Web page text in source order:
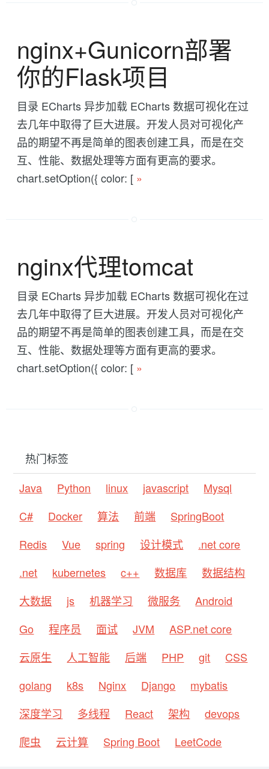
nginx+Gunicorn部署
你的Flask项目
目录 ECharts 异步加载 ECharts 数据可视化在过
去几年中取得了巨大进展。开发人员对可视化产
品的期望不再是简单的图表创建工具，而是在交
互、性能、数据处理等方面有更高的要求。
chart.setOption({ color: [ »
nginx代理tomcat
目录 ECharts 异步加载 ECharts 数据可视化在过
去几年中取得了巨大进展。开发人员对可视化产
品的期望不再是简单的图表创建工具，而是在交
互、性能、数据处理等方面有更高的要求。
chart.setOption({ color: [ »
热门标签
Java
Python linux javascript
Mysql
C#
Docker 算法 前端
SpringBoot
Redis
Vue spring 设计模式
.net core
.net
kubernetes c++ 数据库
数据结构
大数据
js 机器学习 微服务
Android
Go
程序员 面试 JVM
ASP.net core
云原生
人工智能 后端 PHP git
CSS
golang
k8s Nginx Django
mybatis
深度学习
多线程 React 架构
devops
爬虫
云计算 Spring Boot LeetCode